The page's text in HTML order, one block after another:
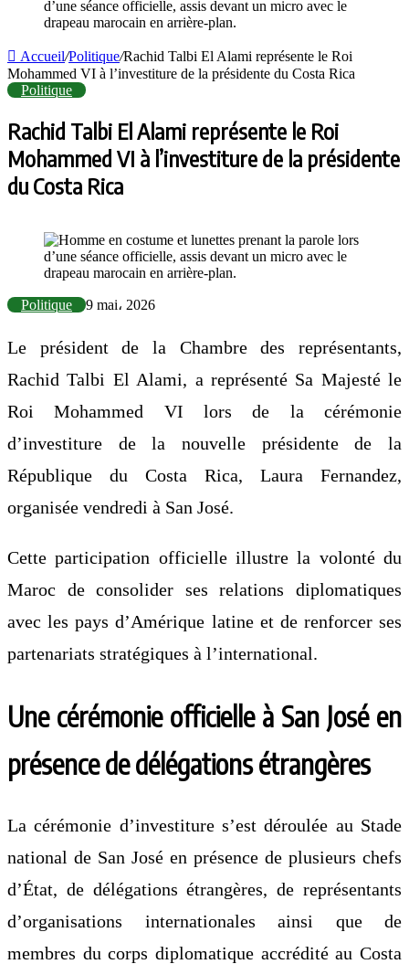
Accueil/Politique/Rachid Talbi El Alami représente le Roi
Mohammed VI à l’investiture de la présidente du Costa Rica
Politique
Rachid Talbi El Alami représente le Roi
Mohammed VI à l’investiture de la présidente
du Costa Rica
Politique 9 mai، 2026
Le président de la Chambre des représentants,
Rachid Talbi El Alami, a représenté Sa Majesté le
RoiMohammed VI lors de la cérémonie
d’investiture de la nouvelle présidente de la
République du Costa Rica, Laura Fernandez,
organisée vendredi à San José.
Cette participation officielle illustre la volonté du
Maroc de consolider ses relations diplomatiques
avec les pays d’Amérique latine et de renforcer ses
partenariats stratégiques à l’international.
Une cérémonie officielle à San José en
présence de délégations étrangères
La cérémonie d’investiture s’est déroulée au Stade
national de San José en présence de plusieurs chefs
d’État, de délégations étrangères, de représentants
d’organisations internationales ainsi que de
membres du corps diplomatique accrédité au Costa